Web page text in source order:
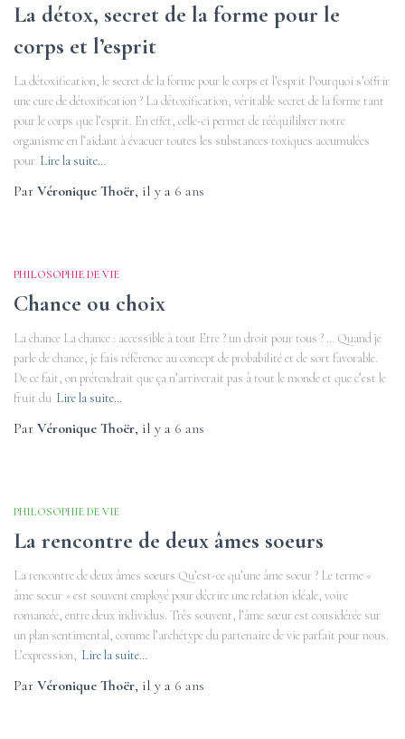
La détox, secret de la forme pour le
corps et l’esprit
La détoxification, le secret de la forme pour le corps et l’esprit Pourquoi s’offrir
une cure de détoxification ? La détoxification, véritable secret de la forme tant
pour le corps que l’esprit. En effet, celle-ci permet de rééquilibrer notre
organisme en l’aidant à évacuer toutes les substances toxiques accumulées
pour Lire la suite…
Par Véronique Thoër, il y a 6 ans
PHILOSOPHIE DE VIE
Chance ou choix
La chance La chance : accessible à tout Etre ? un droit pour tous ? … Quand je
parle de chance, je fais référence au concept de probabilité et de sort favorable.
De ce fait, on prétendrait que ça n’arriverait pas à tout le monde et que c’est le
fruit du Lire la suite…
Par Véronique Thoër, il y a 6 ans
PHILOSOPHIE DE VIE
La rencontre de deux âmes soeurs
La rencontre de deux âmes soeurs Qu’est-ce qu’une âme soeur ? Le terme «
âme soeur » est souvent employé pour décrire une relation idéale, voire
romancée, entre deux individus. Très souvent, l’âme sœur est considérée sur
un plan sentimental, comme l’archétype du partenaire de vie parfait pour nous.
L’expression, Lire la suite…
Par Véronique Thoër, il y a 6 ans